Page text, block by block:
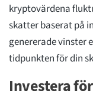
kryptovärdena
skatter baserat på
genererade vinster
tidpunkten för din
Investera